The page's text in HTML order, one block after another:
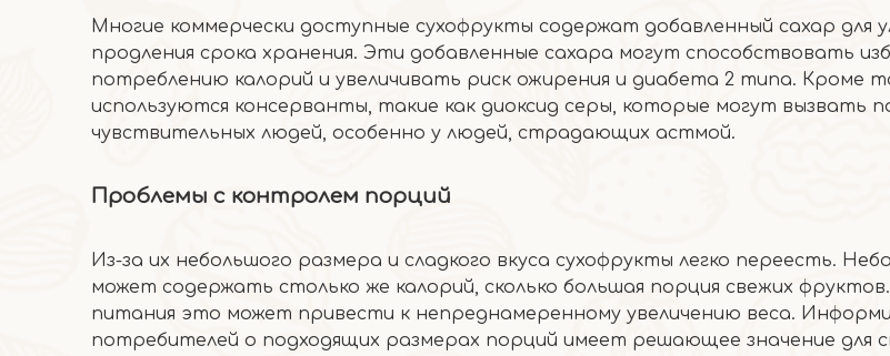
Многие коммерчески доступные сухофрукты содержат добавленный сахар для
продления срока хранения. Эти добавленные сахара могут способствовать
потреблению калорий и увеличивать риск ожирения и диабета 2 типа. Кроме
используются консерванты, такие как диоксид серы, которые могут вызвать
чувствительных людей, особенно у людей, страдающих астмой.
Проблемы с контролем порций
Из-за их небольшого размера и сладкого вкуса сухофрукты легко переесть.
может содержать столько же калорий, сколько большая порция свежих
питания это может привести к непреднамеренному увеличению веса.
потребителей о подходящих размерах порций имеет решающее значение для